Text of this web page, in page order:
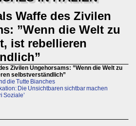
Waffe des Zivilen
”Wenn die Welt zu
ist rebellieren
Zivilen Ungehorsams: ”Wenn die Welt zu
selbstverständlich”
die Tutte Bianches
Die Unsichtbaren sichtbar machen
Soziale’